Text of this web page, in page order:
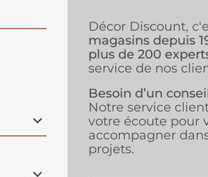
Décor Discount,
magasins depuis
plus de 200
service de nos
Besoin d’un
Notre service
votre écoute pour
accompagner
projets.